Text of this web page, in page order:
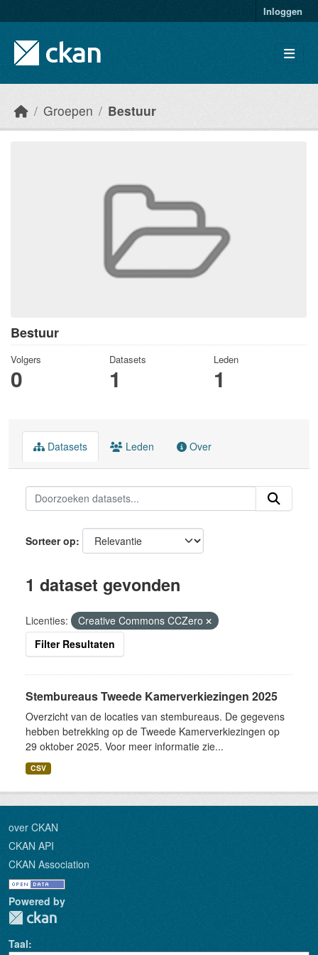
Inloggen
Groepen Bestuur
Bestuur
Volgers
0
Datasets
1
Leden
1
Datasets Leden Over
Sorteer op
1 dataset gevonden
Licenties:
Creative Commons CCZero
Filter Resultaten
Stembureaus Tweede Kamerverkiezingen 2025
Overzicht van de locaties van stembureaus. De gegevens
hebben betrekking op de Tweede Kamerverkiezingen op
29 oktober 2025. Voor meer informatie zie...
CSV
over CKAN
CKAN API
CKAN Association
Powered by
Taal